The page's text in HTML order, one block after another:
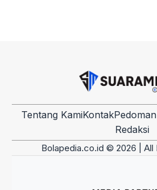
Tentang KamiKontakPedoman
Redaksi
Bolapedia.co.id © 2026 | All